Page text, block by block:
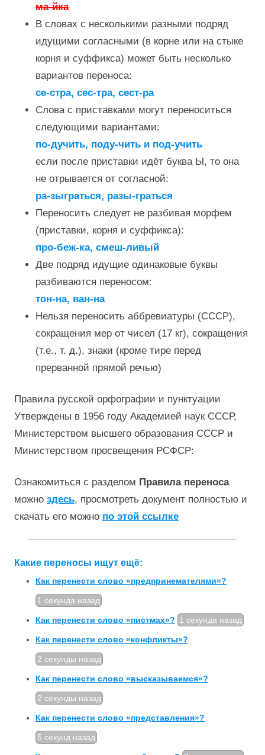
ма-йка
В словах с несколькими разными подряд
идущими согласными (в корне или на стыке
корня и суффикса) может быть несколько
вариантов переноса:
се-стра, сес-тра, сест-ра
Слова с приставками могут переноситься
следующими вариантами:
по-дучить, поду-чить и под-учить
если после приставки идёт буква Ы, то она
не отрывается от согласной:
ра-зыграться, разы-граться
Переносить следует не разбивая морфем
(приставки, корня и суффикса):
про-беж-ка, смеш-ливый
Две подряд идущие одинаковые буквы
разбиваются переносом:
тон-на, ван-на
Нельзя переносить аббревиатуры (СССР),
сокращения мер от чисел (17 кг), сокращения
(т.е., т. д.), знаки (кроме тире перед
прерванной прямой речью)
Правила русской орфографии и пунктуации
Утверждены в 1956 году Академией наук СССР,
Министерством высшего образования СССР и
Министерством просвещения РСФСР:
Ознакомиться с разделом Правила переноса
можно здесь, просмотреть документ полностью и
скачать его можно по этой ссылке
Какие переносы ищут ещё:
Как перенести слово «предпринемателями»?
1 секунда назад
Как перенести слово «пистмах»? 1 секунда назад
Как перенести слово «кон­ф­ликты»?
2 секунды назад
Как перенести слово «высказываемся»?
2 секунды назад
Как перенести слово «представления»?
5 секунд назад